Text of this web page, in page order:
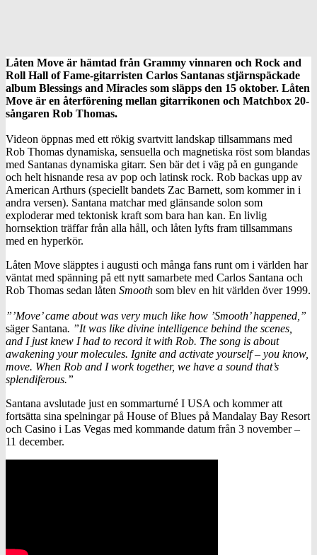
Låten Move är hämtad från Grammy vinnaren och Rock and
Roll Hall of Fame-gitarristen Carlos Santanas stjärnspäckade
album Blessings and Miracles som släpps den 15 oktober. Låten
Move är en återförening mellan gitarrikonen och Matchbox 20-
sångaren Rob Thomas.
Videon öppnas med ett rökig svartvitt landskap tillsammans med
Rob Thomas dynamiska, sensuella och magnetiska röst som blandas
med Santanas dynamiska gitarr. Sen bär det i väg på en gungande
och helt hisnande resa av pop och latinsk rock. Rob backas upp av
American Arthurs (speciellt bandets Zac Barnett, som kommer in i
andra versen). Santana matchar med glänsande solon som
exploderar med tektonisk kraft som bara han kan. En livlig
hornsektion träffar från alla håll, och låten lyfts fram tillsammans
med en hyperkör.
Låten Move släpptes i augusti och många fans runt om i världen har
väntat med spänning på ett nytt samarbete med Carlos Santana och
Rob Thomas sedan låten Smooth som blev en hit världen över 1999.
”’Move’ came about was very much like how ’Smooth’ happened,”
säger Santana. ”It was like divine intelligence behind the scenes,
and I just knew I had to record it with Rob. The song is about
awakening your molecules. Ignite and activate yourself – you know,
move. When Rob and I work together, we have a sound that’s
splendiferous.”
Santana avslutade just en sommarturné I USA och kommer att
fortsätta sina spelningar på House of Blues på Mandalay Bay Resort
och Casino i Las Vegas med kommande datum från 3 november –
11 december.